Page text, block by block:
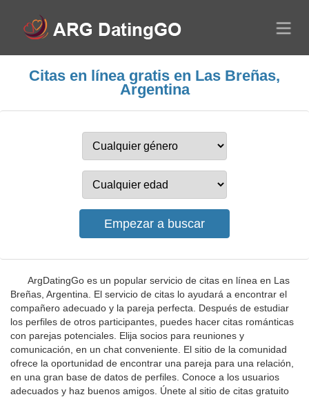
Citas en línea gratis en Las Breñas,
Argentina
ArgDatingGo es un popular servicio de citas en línea en Las
Breñas, Argentina. El servicio de citas lo ayudará a encontrar el
compañero adecuado y la pareja perfecta. Después de estudiar
los perfiles de otros participantes, puedes hacer citas románticas
con parejas potenciales. Elija socios para reuniones y
comunicación, en un chat conveniente. El sitio de la comunidad
ofrece la oportunidad de encontrar una pareja para una relación,
en una gran base de datos de perfiles. Conoce a los usuarios
adecuados y haz buenos amigos. Únete al sitio de citas gratuito